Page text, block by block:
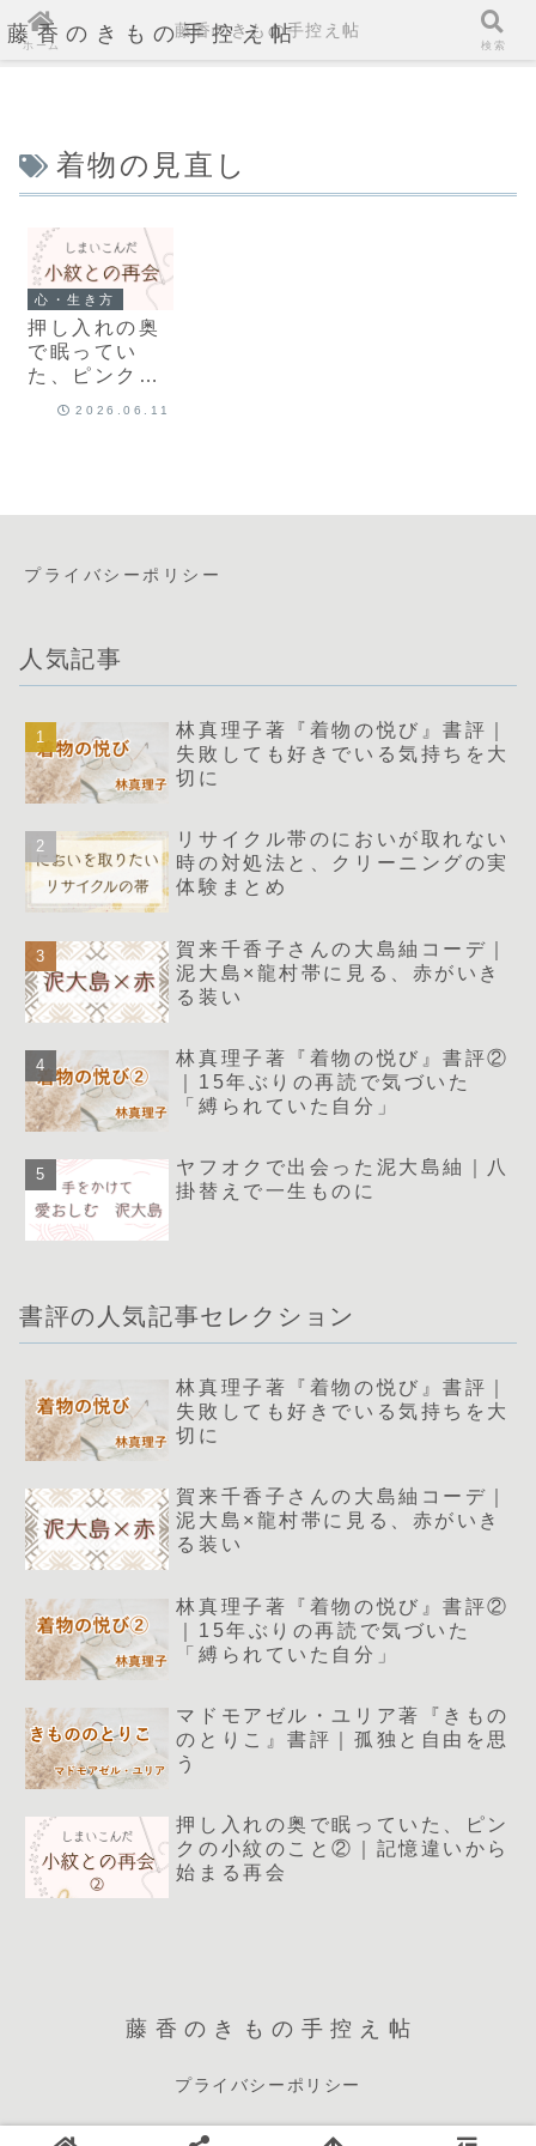
藤香のきもの手控え帖
着物の見直し
心・生き方
押し入れの奥
で眠ってい
た、ピンクの
2026.06.11
プライバシーポリシー
人気記事
林真理子著『着物の悦び』書評｜
失敗しても好きでいる気持ちを大
切に
リサイクル帯のにおいが取れない
時の対処法と、クリーニングの実
体験まとめ
賀来千香子さんの大島紬コーデ｜
泥大島×龍村帯に見る、赤がいき
る装い
林真理子著『着物の悦び』書評②
｜15年ぶりの再読で気づいた
「縛られていた自分」
ヤフオクで出会った泥大島紬｜八
掛替えで一生ものに
書評の人気記事セレクション
林真理子著『着物の悦び』書評｜
失敗しても好きでいる気持ちを大
切に
賀来千香子さんの大島紬コーデ｜
泥大島×龍村帯に見る、赤がいき
る装い
林真理子著『着物の悦び』書評②
｜15年ぶりの再読で気づいた
「縛られていた自分」
マドモアゼル・ユリア著『きもの
のとりこ』書評｜孤独と自由を思
う
押し入れの奥で眠っていた、ピン
クの小紋のこと②｜記憶違いから
始まる再会
藤香のきもの手控え帖
プライバシーポリシー
ホーム
藤香のきもの手控え帖
検索